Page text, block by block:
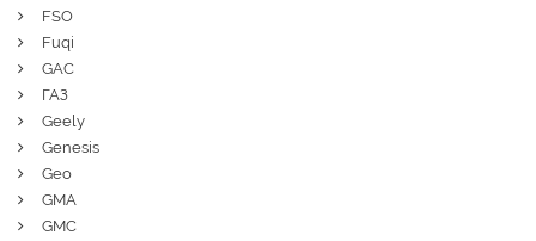
FSO
Fuqi
GAC
ГАЗ
Geely
Genesis
Geo
GMA
GMC